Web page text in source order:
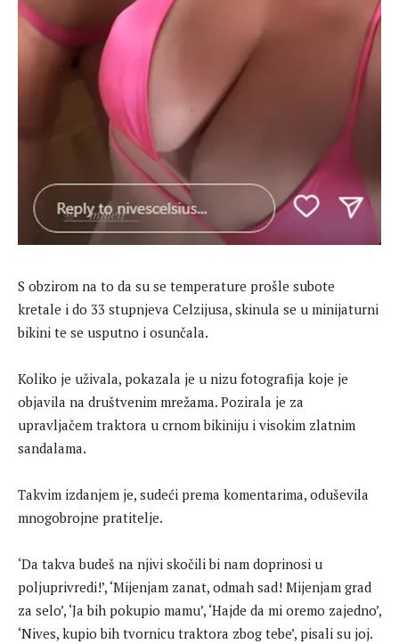
S obzirom na to da su se temperature prošle subote
kretale i do 33 stupnjeva Celzijusa, skinula se u minijaturni
bikini te se usputno i osunčala.
Koliko je uživala, pokazala je u nizu fotografija koje je
objavila na društvenim mrežama. Pozirala je za
upravljačem traktora u crnom bikiniju i visokim zlatnim
sandalama.
Takvim izdanjem je, sudeći prema komentarima, oduševila
mnogobrojne pratitelje.
‘Da takva budeš na njivi skočili bi nam doprinosi u
poljuprivredi!’, ‘Mijenjam zanat, odmah sad! Mijenjam grad
za selo’, ‘Ja bih pokupio mamu’, ‘Hajde da mi oremo zajedno’,
‘Nives, kupio bih tvornicu traktora zbog tebe’, pisali su joj.